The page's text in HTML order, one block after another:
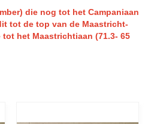
die nog tot het Campaniaan
tot de top van de Maastricht-
het Maastrichtiaan (71.3- 65